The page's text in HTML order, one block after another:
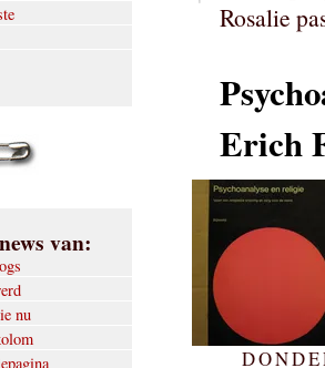
van:
nu
Rosalie
Erich